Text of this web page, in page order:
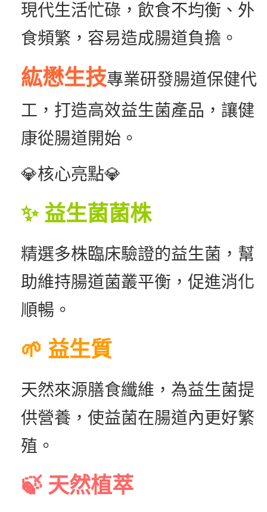
現代生活忙碌，飲食不均衡、外
食頻繁，容易造成腸道負擔。
紘懋生技專業研發腸道保健代
工，打造高效益生菌產品，讓健
康從腸道開始。
💎核心亮點💎
✨ 益生菌菌株
精選多株臨床驗證的益生菌，幫
助維持腸道菌叢平衡，促進消化
順暢。
🌱 益生質
天然來源膳食纖維，為益生菌提
供營養，使益菌在腸道內更好繁
殖。
🍃 天然植萃